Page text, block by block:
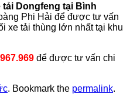
tải Dongfeng tại Bình
Phi Hải để được tư vấn
xe tải thùng lớn nhất tại khu
để được tư vấn chi
. Bookmark the permalink.